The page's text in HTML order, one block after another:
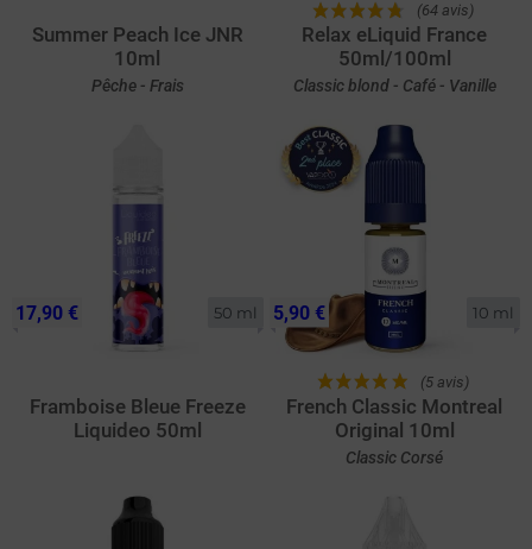
Summer Peach Ice JNR
10ml
Pêche - Frais
(64 avis)
Relax eLiquid France
50ml/100ml
Classic blond - Café - Vanille
50 ml
Framboise Bleue Freeze
Liquideo 50ml
17,90 € 10 ml
(5 avis)
French Classic Montreal
Original 10ml
Classic Corsé
5,90 €